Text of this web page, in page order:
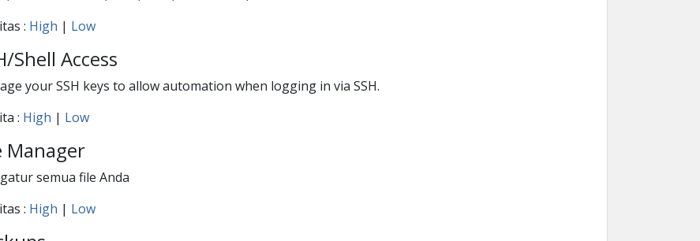
: High | Low
Shell Access
your SSH keys to allow automation when logging in via SSH.
: High | Low
Manager
semua file Anda
: High | Low